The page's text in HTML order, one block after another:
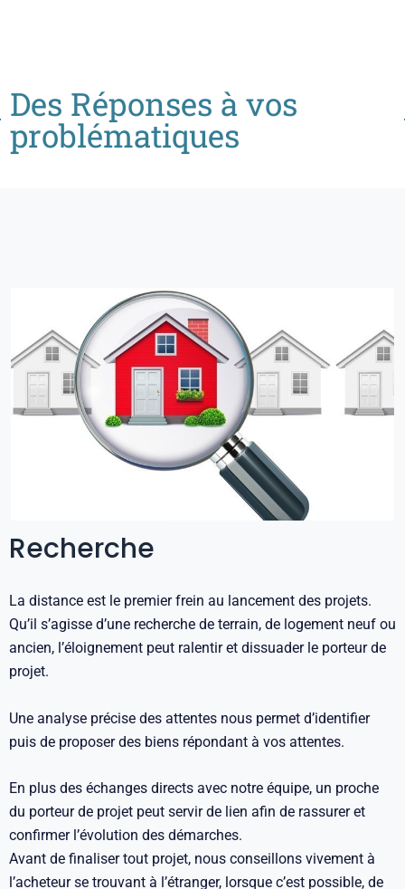
Des Réponses à vos
problématiques
Recherche
La distance est le premier frein au lancement des projets.
Qu’il s’agisse d’une recherche de terrain, de logement neuf ou
ancien, l’éloignement peut ralentir et dissuader le porteur de
projet.
Une analyse précise des attentes nous permet d’identifier
puis de proposer des biens répondant à vos attentes.
En plus des échanges directs avec notre équipe, un proche
du porteur de projet peut servir de lien afin de rassurer et
confirmer l’évolution des démarches.
Avant de finaliser tout projet, nous conseillons vivement à
l’acheteur se trouvant à l’étranger, lorsque c’est possible, de